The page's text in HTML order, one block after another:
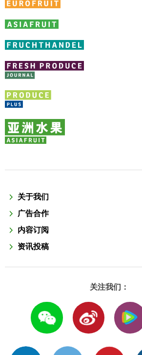
关于我们
广告合作
内容订阅
资讯投稿
关注我们：